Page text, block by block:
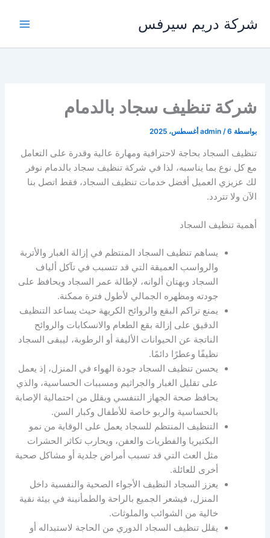
المحتوى
شركة دريم سيرفس
شركة تنظيف سجاد بالدمام
بواسطة admin /6 أغسطس، 2025
تنظيف السجاد بحاجة لاحترافية ومهارة عالية وقدرة على التعامل
مع كل نوع بما يناسبه، لذا في شركة تنظيف سجاد بالدمام نوفر
لك عزيزي العميل أفضل خدمات تنظيف السجاد، فقط اتصل بنا
الآن ولا تتردد.
أهمية تنظيف السجاد
يساهم تنظيف السجاد المنتظم في إزالة الغبار والأتربة
والرواسب العميقة التي قد تتسبب في تآكل ألياف
السجاد وبهتان ألوانه، لإطالة عمر السجاد ويحافظ على
جودته ومظهره الجمالي لأطول فترة ممكنة.
يمنع تراكم البقع والروائح الكريهة حيث يساعد التنظيف
الدقيق على إزالة بقع الطعام والانسكابات والروائح
الناتجة عن الحيوانات الأليفة أو الرطوبة، ليبقى السجاد
نظيفًا وعطرًا دائمًا.
يحسن تنظيف السجاد جودة الهواء في المنزل، إذ يعمل
على تقليل الغبار والجراثيم ومسببات الحساسية، والذي
يحافظ صحة الجهاز التنفسي ويقلل من احتمالية الإصابة
بالحساسية والربو خاصة للأطفال وكبار السن.
التنظيف المنتظم للسجاد يعمل على الوقاية من نمو
البكتيريا والفطريات والعفن، ويحارب تكاثر الحشرات
مثل العث التي قد تسبب أمراض جلدية أو مشاكل صحية
أخرى للعائلة.
يعزز السجاد النظيف الأجواء الصحية والنفسية داخل
المنزل، فيشعر الجميع بالراحة والطمأنينة في بيئة نقية
خالية من الشوائب والملوثات.
يقلل تنظيف السجاد الدوري من الحاجة لاستبداله أو